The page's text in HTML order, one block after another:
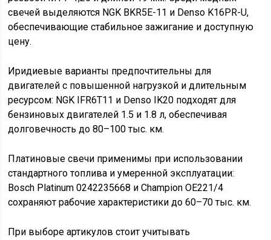
свечей выделяются NGK BKR5E-11 и Denso K16PR-U,
обеспечивающие стабильное зажигание и доступную
цену.
Иридиевые варианты предпочтительны для
двигателей с повышенной нагрузкой и длительным
ресурсом: NGK IFR6T11 и Denso IK20 подходят для
бензиновых двигателей 1.5 и 1.8 л, обеспечивая
долговечность до 80–100 тыс. км.
Платиновые свечи применимы при использовании
стандартного топлива и умеренной эксплуатации:
Bosch Platinum 0242235668 и Champion OE221/4
сохраняют рабочие характеристики до 60–70 тыс. км.
При выборе артикулов стоит учитывать